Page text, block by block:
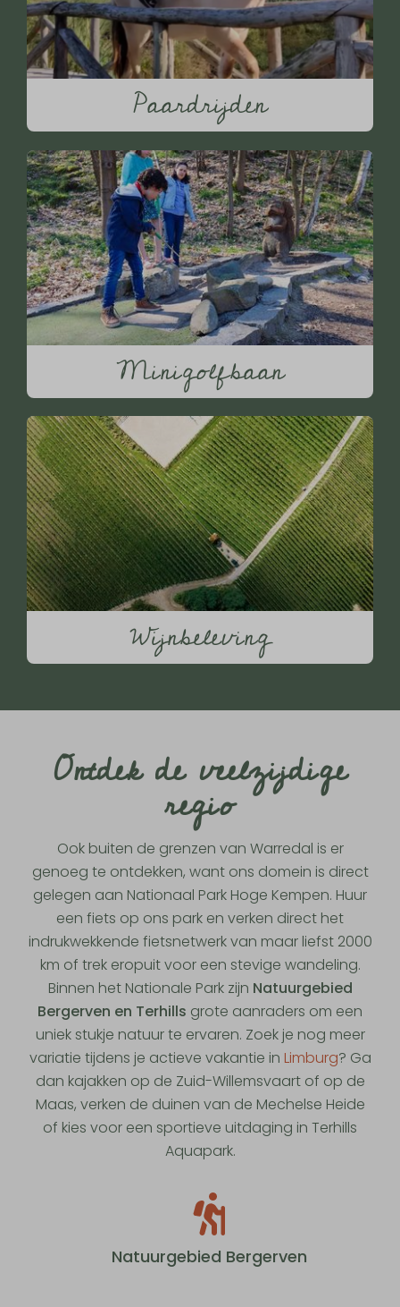
Paardrijden
Minigolfbaan
Wijnbeleving
Ontdek de veelzijdige
regio
Ook buiten de grenzen van Warredal is er
genoeg te ontdekken, want ons domein is direct
gelegen aan Nationaal Park Hoge Kempen. Huur
een fiets op ons park en verken direct het
indrukwekkende fietsnetwerk van maar liefst 2000
km of trek eropuit voor een stevige wandeling.
Binnen het Nationale Park zijn Natuurgebied
Bergerven en Terhills grote aanraders om een
uniek stukje natuur te ervaren. Zoek je nog meer
variatie tijdens je actieve vakantie in Limburg? Ga
dan kajakken op de Zuid-Willemsvaart of op de
Maas, verken de duinen van de Mechelse Heide
of kies voor een sportieve uitdaging in Terhills
Aquapark.
Natuurgebied Bergerven